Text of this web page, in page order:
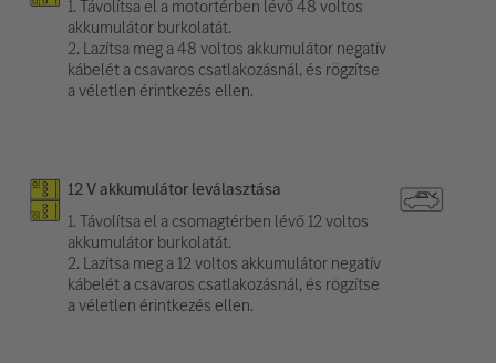
1. Távolítsa el a motortérben lévő 48 voltos
akkumulátor burkolatát.
2. Lazítsa meg a 48 voltos akkumulátor negatív
kábelét a csavaros csatlakozásnál, és rögzítse
a véletlen érintkezés ellen.
12 V akkumulátor leválasztása
1. Távolítsa el a csomagtérben lévő 12 voltos
akkumulátor burkolatát.
2. Lazítsa meg a 12 voltos akkumulátor negatív
kábelét a csavaros csatlakozásnál, és rögzítse
a véletlen érintkezés ellen.